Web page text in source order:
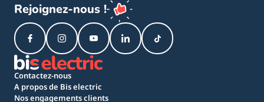
Rejoignez-nous !
Contactez-nous
A propos de Bis electric
Nos engagements clients